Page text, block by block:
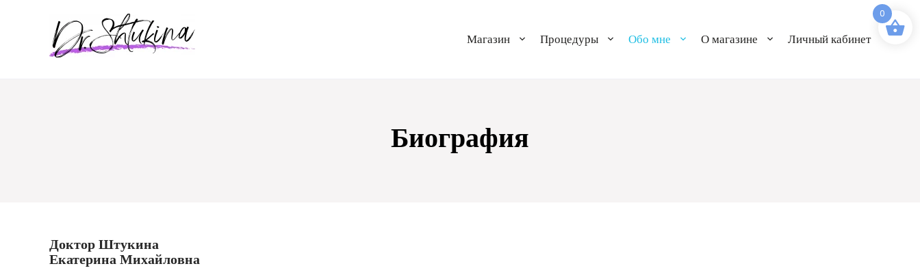
содержимому
Магазин Процедуры Обо мне О магазине Личный кабинет
Биография
Доктор Штукина
Екатерина Михайловна
0